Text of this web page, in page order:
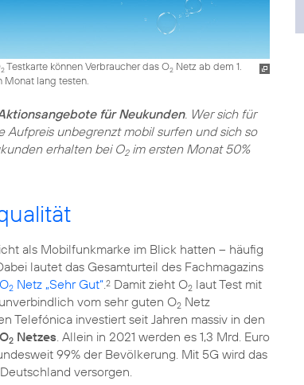
2Testkarte können Verbraucher das O2Netz ab dem 1.
Monat lang testen.
für Neukunden. Wer sich für
unbegrenzt mobil surfen und sich so
erhalten bei O2im ersten Monat 50%
als Mobilfunkmarke im Blick hatten – häufig
lautet das Gesamturteil des Fachmagazins
O2 Netz „Sehr Gut“.2 Damit zieht O2 laut Test mit
vom sehr guten O2 Netz
Telefónica investiert seit Jahren massiv in den
2 Netzes. Allein in 2021 werden es 1,3 Mrd. Euro
99% der Bevölkerung. Mit 5G wird das
versorgen.